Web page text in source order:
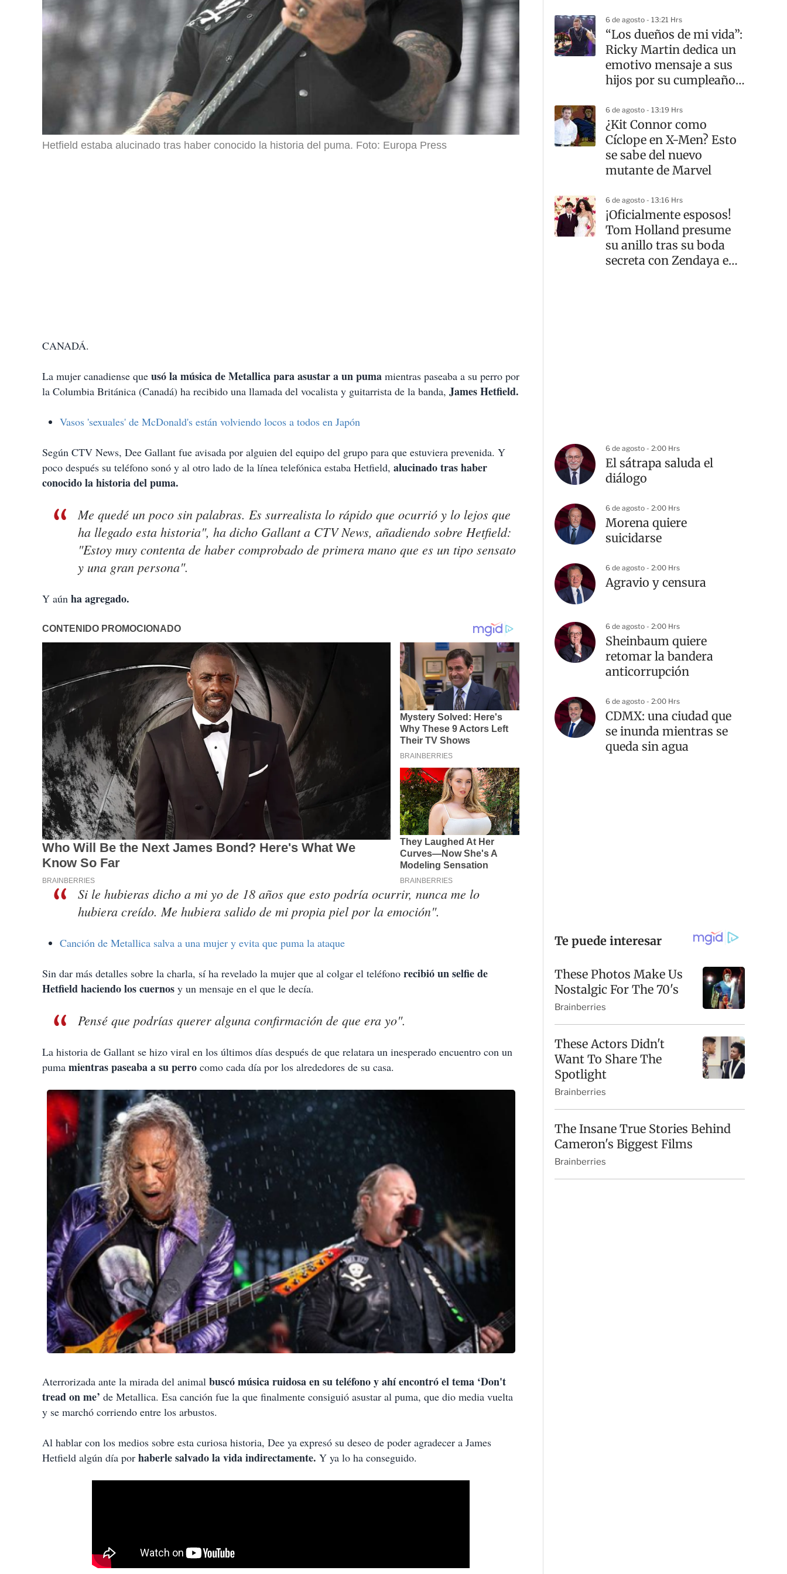
Hetfield estaba alucinado tras haber conocido la historia del puma. Foto: Europa Press
CANADÁ.
La mujer canadiense que usó la música de Metallica para asustar a un puma mientras paseaba a su perro por
la Columbia Británica (Canadá) ha recibido una llamada del vocalista y guitarrista de la banda, James Hetfield.
Vasos 'sexuales' de McDonald's están volviendo locos a todos en Japón
Según CTV News, Dee Gallant fue avisada por alguien del equipo del grupo para que estuviera prevenida. Y
poco después su teléfono sonó y al otro lado de la línea telefónica estaba Hetfield, alucinado tras haber
conocido la historia del puma.
Me quedé un poco sin palabras. Es surrealista lo rápido que ocurrió y lo lejos que
ha llegado esta historia", ha dicho Gallant a CTV News, añadiendo sobre Hetfield:
"Estoy muy contenta de haber comprobado de primera mano que es un tipo sensato
y una gran persona".
Y aún ha agregado.
Si le hubieras dicho a mi yo de 18 años que esto podría ocurrir, nunca me lo
hubiera creído. Me hubiera salido de mi propia piel por la emoción".
Canción de Metallica salva a una mujer y evita que puma la ataque
Sin dar más detalles sobre la charla, sí ha revelado la mujer que al colgar el teléfono recibió un selfie de
Hetfield haciendo los cuernos y un mensaje en el que le decía.
Pensé que podrías querer alguna confirmación de que era yo".
La historia de Gallant se hizo viral en los últimos días después de que relatara un inesperado encuentro con un
puma mientras paseaba a su perro como cada día por los alrededores de su casa.
Aterrorizada ante la mirada del animal buscó música ruidosa en su teléfono y ahí encontró el tema ‘Don't
tread on me’ de Metallica. Esa canción fue la que finalmente consiguió asustar al puma, que dio media vuelta
y se marchó corriendo entre los arbustos.
Al hablar con los medios sobre esta curiosa historia, Dee ya expresó su deseo de poder agradecer a James
Hetfield algún día por haberle salvado la vida indirectamente. Y ya lo ha conseguido.
6 de agosto - 13:21 Hrs
“Los dueños de mi vida”:
Ricky Martin dedica un
emotivo mensaje a sus
hijos por su cumpleaños
6 de agosto - 13:19 Hrs
¿Kit Connor como
Cíclope en X-Men? Esto
se sabe del nuevo
mutante de Marvel
6 de agosto - 13:16 Hrs
¡Oficialmente esposos!
Tom Holland presume
su anillo tras su boda
secreta con Zendaya en
6 de agosto - 2:00 Hrs
El sátrapa saluda el
diálogo
6 de agosto - 2:00 Hrs
Morena quiere
suicidarse
6 de agosto - 2:00 Hrs
Agravio y censura
6 de agosto - 2:00 Hrs
Sheinbaum quiere
retomar la bandera
anticorrupción
6 de agosto - 2:00 Hrs
CDMX: una ciudad que
se inunda mientras se
queda sin agua